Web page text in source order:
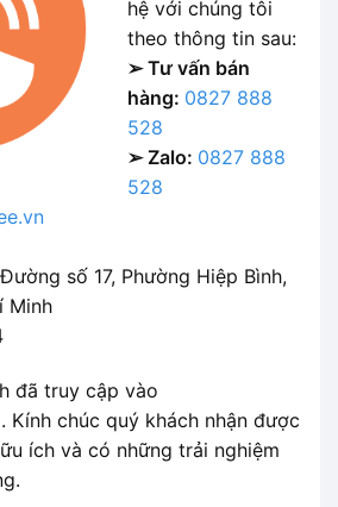
hệ với chúng tôi
theo thông tin sau:
➢ Tư vấn bán
hàng: 0827 888
528
➢ Zalo: 0827 888
528
số 17, Phường Hiệp Bình,
Minh
đã truy cập vào
. Kính chúc quý khách nhận được
ích và có những trải nghiệm